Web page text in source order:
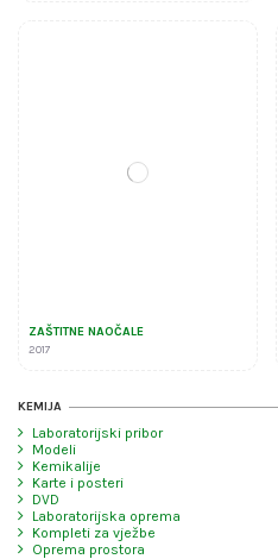
ZAŠTITNE NAOČALE
2017
KEMIJA
Laboratorijski pribor
Modeli
Kemikalije
Karte i posteri
DVD
Laboratorijska oprema
Kompleti za vježbe
Oprema prostora